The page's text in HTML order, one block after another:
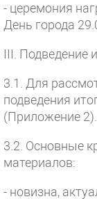
- церемония
День города
III. Подведение
3.1. Для
подведения
(Приложение 2).
3.2. Основные
материалов:
- новизна,